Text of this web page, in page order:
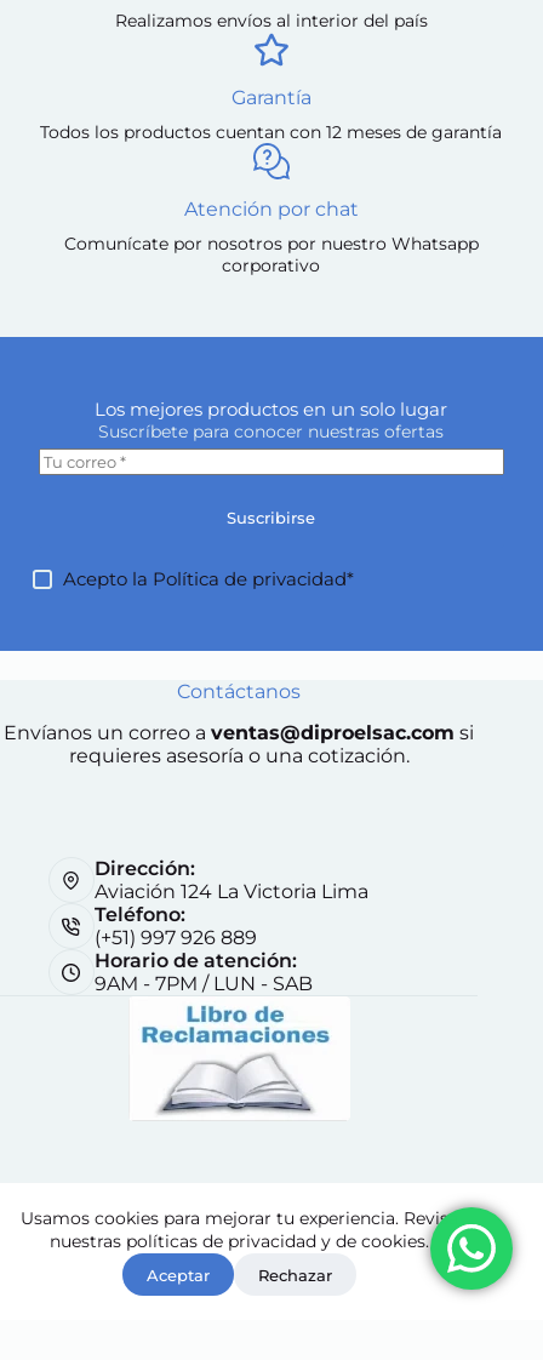
Usamos cookies para mejorar tu experiencia. Revisa
nuestras políticas de privacidad y de cookies.
Aceptar Rechazar
Realizamos envíos al interior del país
Garantía
Todos los productos cuentan con 12 meses de garantía
Atención por chat
Comunícate por nosotros por nuestro Whatsapp
corporativo
Los mejores productos en un solo lugar
Suscríbete para conocer nuestras ofertas
Suscribirse
Acepto la Política de privacidad*
Contáctanos
Envíanos un correo aventas@diproelsac.com si
requieres asesoría o una cotización.
Dirección:
Aviación 124 La Victoria Lima
Teléfono:
(+51) 997 926 889
Horario de atención:
9AM - 7PM / LUN - SAB
Terminos y Condiciones
Políticas de retorno y reembolso
Pedidos
Copyright © Diproelsac